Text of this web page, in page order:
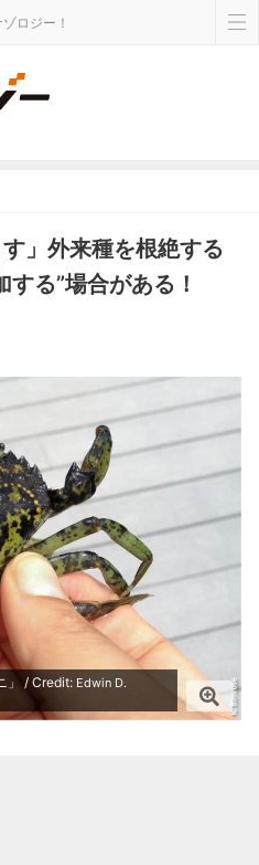
ロジー！
」外来種を根絶する
る”場合がある！
」 / Credit: Edwin D.